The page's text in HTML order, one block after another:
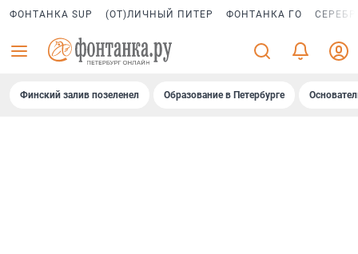
ФОНТАНКА SUP (ОТ)ЛИЧНЫЙ ПИТЕР ФОНТАНКА ГО
Финский залив позеленел Образование в Петербурге